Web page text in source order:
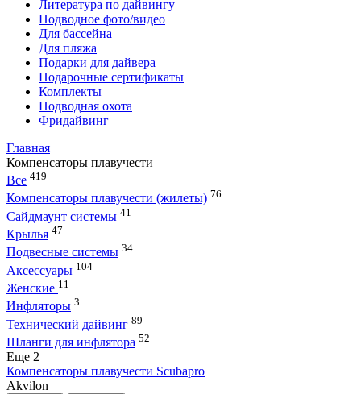
Литература по дайвингу
Подводное фото/видео
Для бассейна
Для пляжа
Подарки для дайвера
Подарочные сертификаты
Комплекты
Подводная охота
Фридайвинг
Главная
Компенсаторы плавучести
Все 419
Компенсаторы плавучести (жилеты) 76
Сайдмаунт системы 41
Крылья 47
Подвесные системы 34
Аксессуары 104
Женские 11
Инфляторы 3
Технический дайвинг 89
Шланги для инфлятора 52
Eще 2
Компенсаторы плавучести Scubapro
Akvilon